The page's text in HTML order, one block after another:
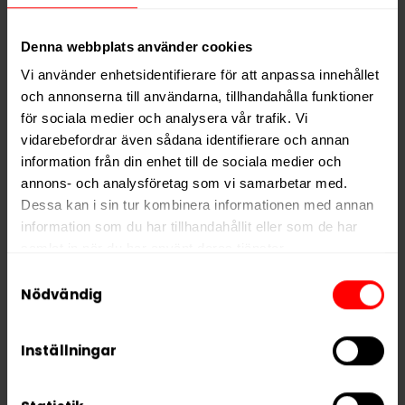
Denna webbplats använder cookies
Vi använder enhetsidentifierare för att anpassa innehållet
och annonserna till användarna, tillhandahålla funktioner
för sociala medier och analysera vår trafik. Vi
vidarebefordrar även sådana identifierare och annan
information från din enhet till de sociala medier och
annons- och analysföretag som vi samarbetar med.
Dessa kan i sin tur kombinera informationen med annan
information som du har tillhandahållit eller som de har
We work with
who may receive and
Nödvändig
Inställningar
Format
Slim
Styrka
Extra Stark
Nikotin per gram
15,6 mg/g
Nikotin per portion
10,9 mg
Nikotin per dosa
229 mg
Vikt per portion
Tillverkare